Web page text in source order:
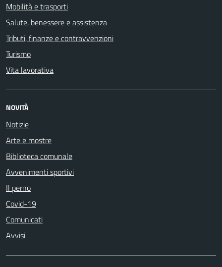
Mobilità e trasporti
Salute, benessere e assistenza
Tributi, finanze e contravvenzioni
Turismo
Vita lavorativa
NOVITÀ
Notizie
Arte e mostre
Biblioteca comunale
Avvenimenti sportivi
Il perno
Covid-19
Comunicati
Avvisi